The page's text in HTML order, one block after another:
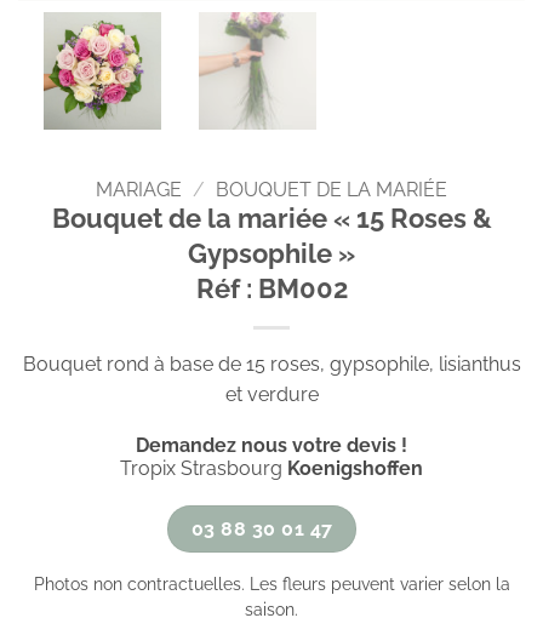
MARIAGE / BOUQUET DE LA MARIÉE
Bouquet de la mariée « 15 Roses &
Gypsophile »
Réf : BM002
Bouquet rond à base de 15 roses, gypsophile, lisianthus
et verdure
Demandez nous votre devis !
Tropix Strasbourg Koenigshoffen
03 88 30 01 47
Photos non contractuelles. Les fleurs peuvent varier selon la
saison.